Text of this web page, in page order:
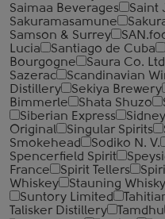
Saimaa Beverages
Saint
Sakuramasamune
Samson & Surrey
Lucia
Santiago de Cuba
Bourgogne
Saura Co. Ltd
Sazerac
Scandinavian
Distillery
Sekiya Brewery
Bimmerle
Shata Shuzo
Siberian Express
Original
Singular Spirits
Smokehead
Sodiko N. V.
Spencerfield Spirit
France
Spirit Tellers
Whiskey
Stauning
Suntory Limited
Talisker Distillery
Tamdhu